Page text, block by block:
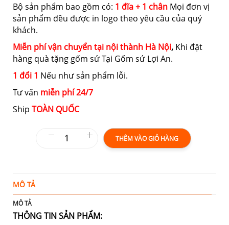
Bộ sản phẩm bao gồm có: 1 đĩa + 1 chân Mọi đơn vị
sản phẩm đều được in logo theo yêu cầu của quý
khách.
Miễn phí vận chuyển tại nội thành Hà Nội, Khi đặt
hàng quà tặng gốm sứ Tại Gốm sứ Lợi An.
1 đổi 1 Nếu như sản phẩm lỗi.
Tư vấn miễn phí 24/7
Ship TOÀN QUỐC
THÊM VÀO GIỎ HÀNG
MÔ TẢ
MÔ TẢ
THÔNG TIN SẢN PHẨM: